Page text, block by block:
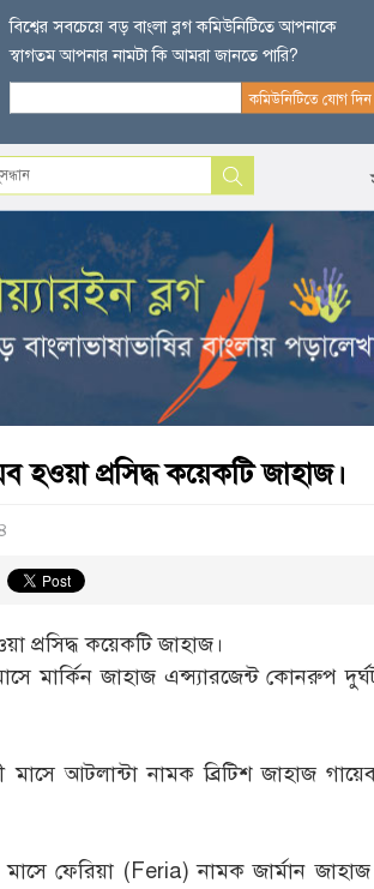
বিশ্বের সবচেয়ে বড় বাংলা ব্লগ কমিউনিটিতে আপনাকে
স্বাগতম আপনার নামটা কি আমরা জানতে পারি?
হওয়া প্রসিদ্ধ কয়েকটি জাহাজ।
প্রসিদ্ধ কয়েকটি জাহাজ।
মার্কিন জাহাজ এন্স্যারজেন্ট কোনরুপ
মাসে আটলান্টা নামক ব্রিটিশ জাহাজ
ফেরিয়া (Feria) নামক জার্মান জাহাজ